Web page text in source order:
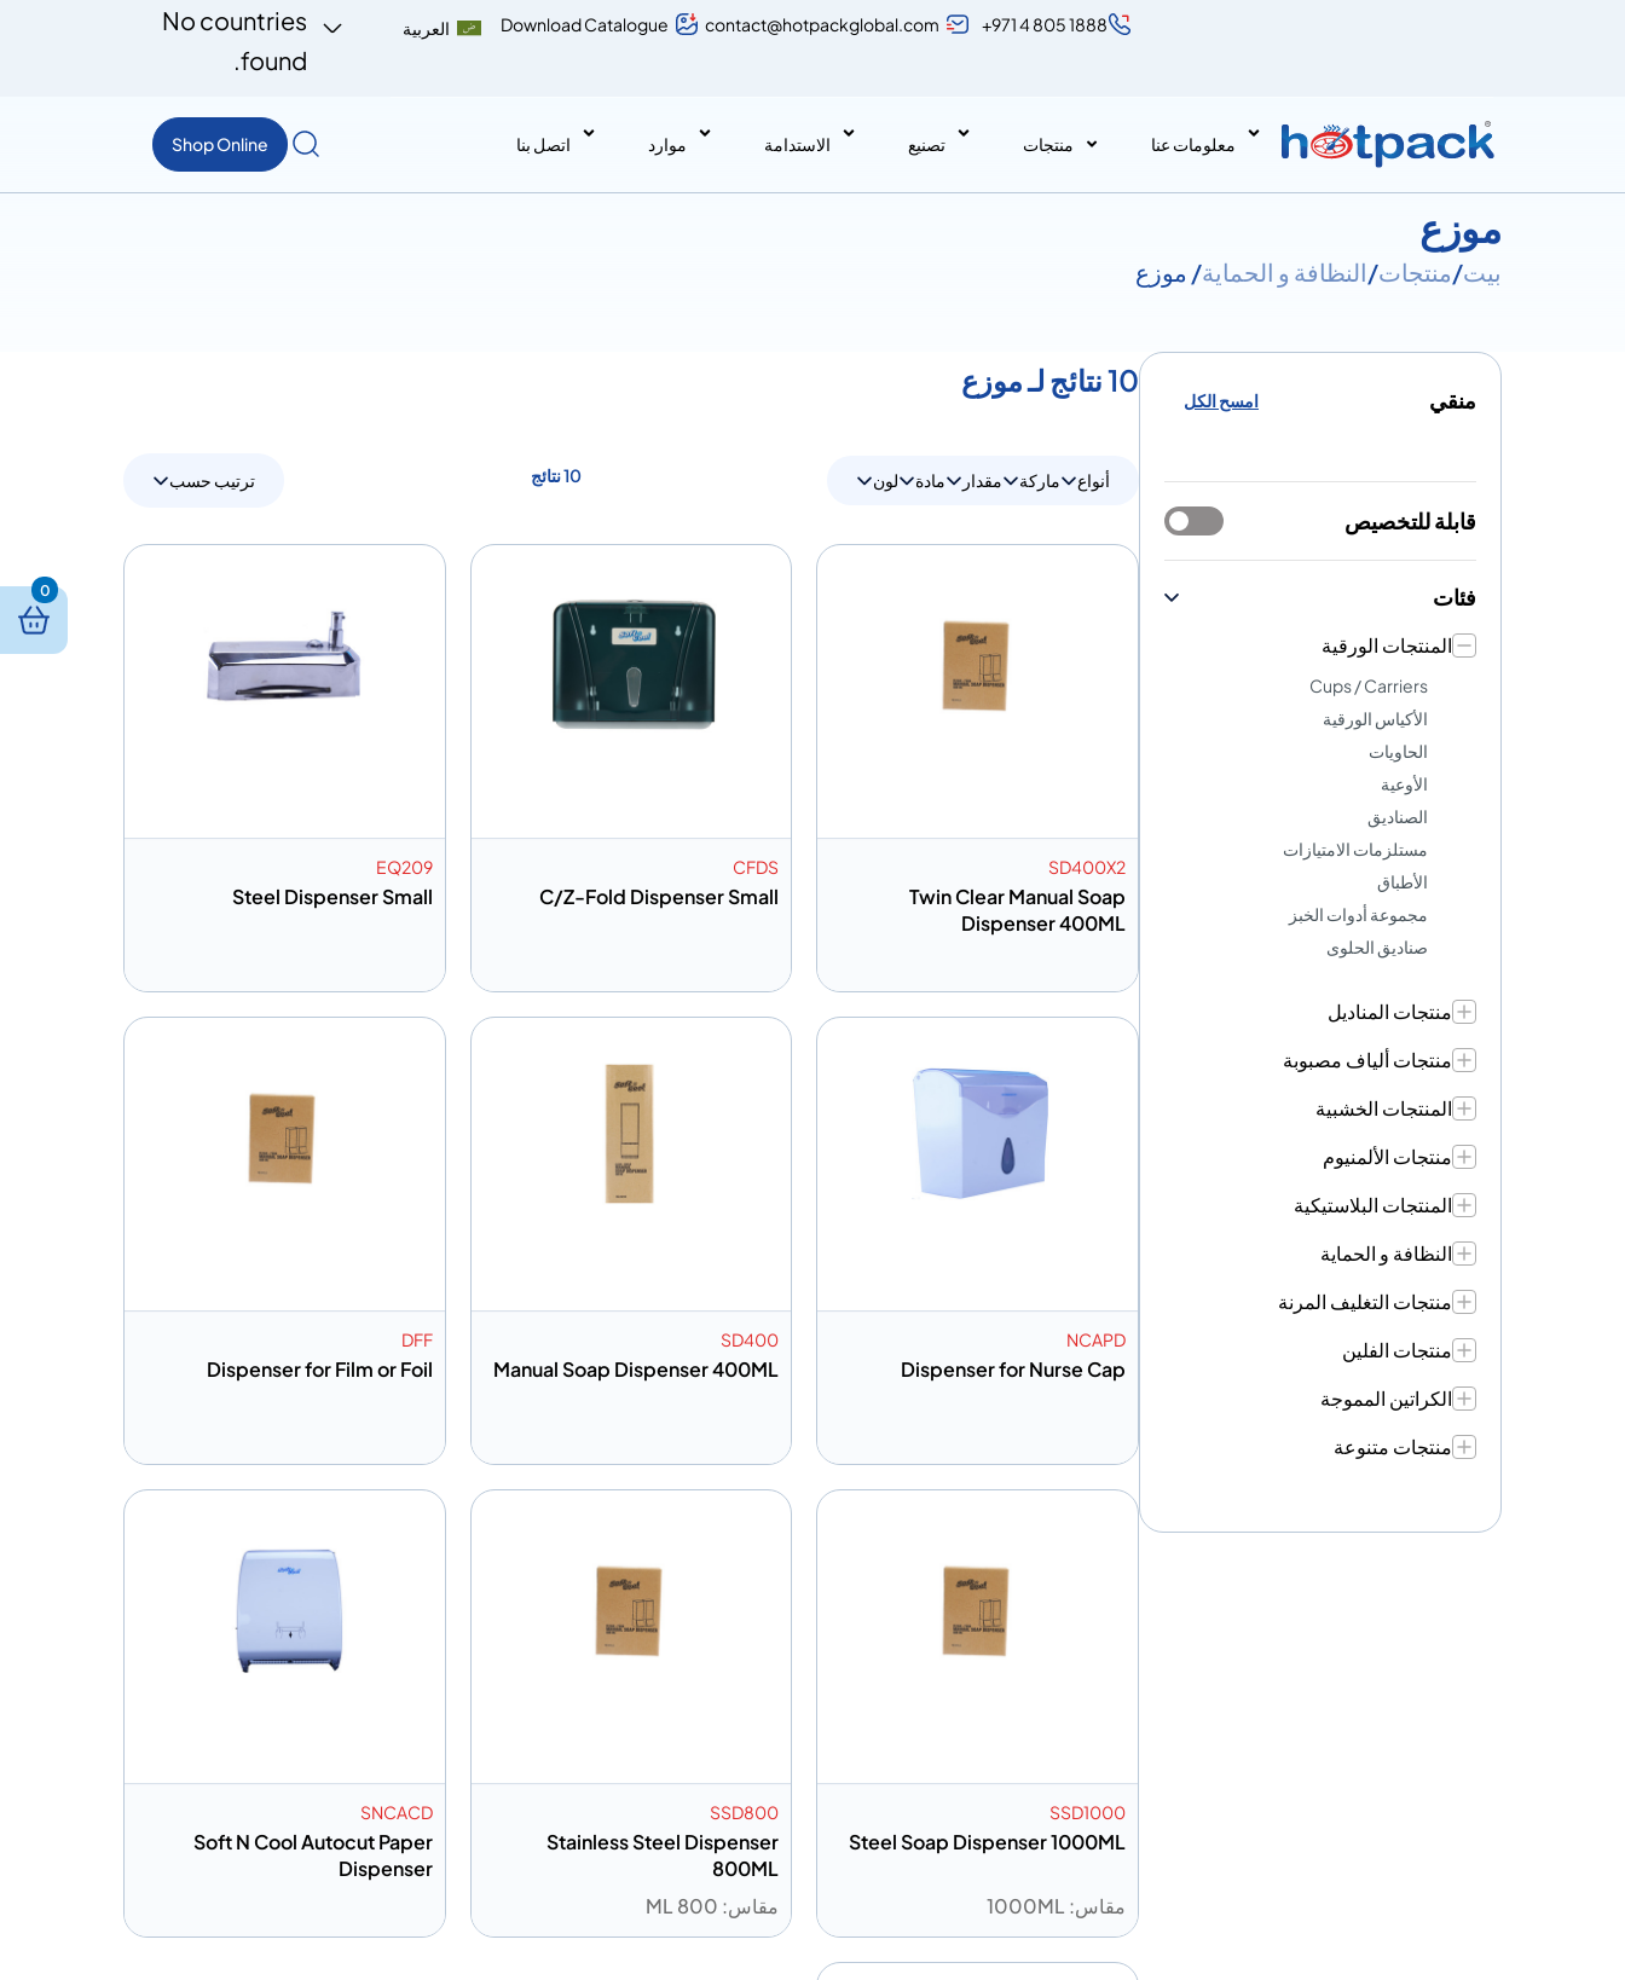
+971 4 805 1888
contact@hotpackglobal.com
Download Catalogue العربية
No countries
found.
معلومات عنا منتجات تصنيع الاستدامة موارد اتصل بنا Shop Online
موزع
بيت/منتجات/النظافة و الحماية/ موزع
منقي امسح الكل
قابلة للتخصيص
فئات
المنتجات الورقية
Cups / Carriers
الأكياس الورقية
الحاويات
الأوعية
الصناديق
مستلزمات الامتيازات
الأطباق
مجموعة أدوات الخبز
صناديق الحلوى
منتجات المناديل
منتجات ألياف مصبوبة
المنتجات الخشبية
منتجات الألمنيوم
المنتجات البلاستيكية
النظافة و الحماية
منتجات التغليف المرنة
منتجات الفلين
الكراتين المموجة
منتجات متنوعة
10 نتائج لـ موزع
أنواع ماركة مقدار مادة لون 10 نتائج ترتيب حسب
SD400X2
Twin Clear Manual Soap
Dispenser 400ML
CFDS
C/Z-Fold Dispenser Small
EQ209
Steel Dispenser Small
NCAPD
Dispenser for Nurse Cap
SD400
Manual Soap Dispenser 400ML
DFF
Dispenser for Film or Foil
SSD1000
Steel Soap Dispenser 1000ML
مقاس: 1000ML
SSD800
Stainless Steel Dispenser
800ML
مقاس: 800 ML
SNCACD
Soft N Cool Autocut Paper
Dispenser
0